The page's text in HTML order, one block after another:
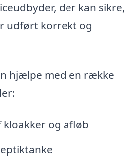
der kan sikre,
udført korrekt og
hjælpe med en række
kloakker og afløb